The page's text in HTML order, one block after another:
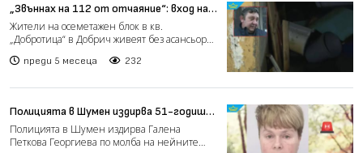
„Звъннах на 112 от отчаяние“: вход на
блок се превърна в бункер заради
канализация (видео)
Жители на осеметажен блок в кв.
„Добротица“ в Добрич живеят без асансьор
преди 5 месеца 232
Полицията в Шумен издирва 51-годишна
жена, изчезнала в понеделник
Полицията в Шумен издирва Галена
Петкова Георгиева по молба на нейните